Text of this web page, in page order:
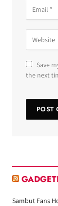
Save
the next
Sambut Fans